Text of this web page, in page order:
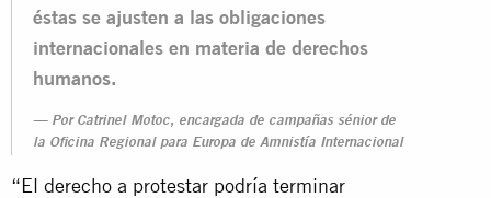
éstas se ajusten a las obligaciones
internacionales en materia de derechos
humanos.
Por Catrinel Motoc, encargada de campañas sénior de
la Oficina Regional para Europa de Amnistía Internacional
“El derecho a protestar podría terminar